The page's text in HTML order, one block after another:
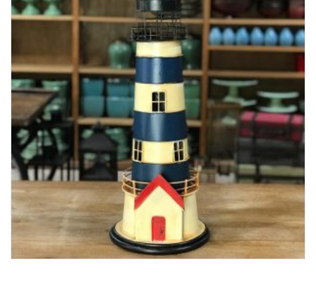
Lost Password
Cadastrar Conta